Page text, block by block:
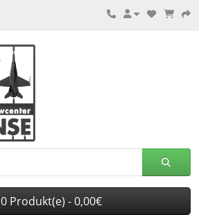
0 Produkt(e) - 0,00€